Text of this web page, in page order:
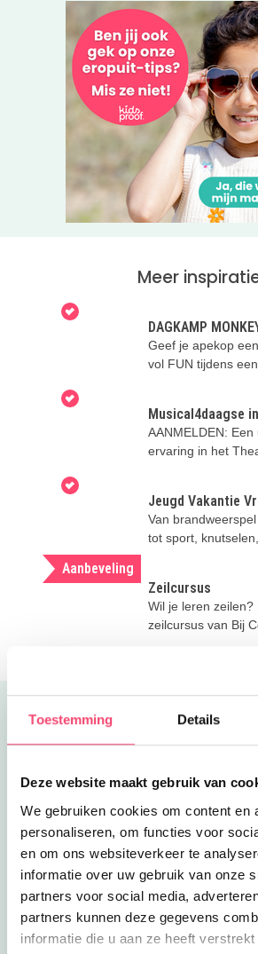
Toestemming Details
Deze website maakt gebruik van
We gebruiken cookies om content en
personaliseren, om functies voor
en om ons websiteverkeer te
informatie over uw gebruik van onze
partners voor social media,
partners kunnen deze gegevens
informatie die u aan ze heeft
Meer
DAGKAMP
Geef je apekop
vol FUN tijdens
Musical4daagse
AANMELDEN:
ervaring in het
Jeugd Vakantie
Van
tot sport,
Aanbeveling
Zeilcursus
Wil je leren zeilen?
zeilcursus van Bij
Uitgelicht